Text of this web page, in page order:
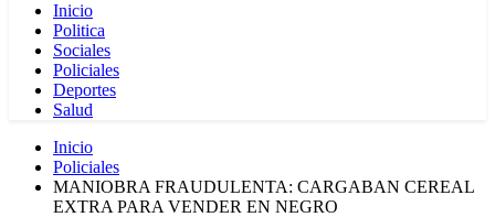
Inicio
Politica
Sociales
Policiales
Deportes
Salud
Inicio
Policiales
MANIOBRA FRAUDULENTA: CARGABAN CEREAL
EXTRA PARA VENDER EN NEGRO